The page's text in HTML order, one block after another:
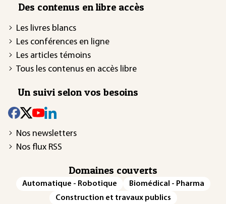
Des contenus en libre accès
Les livres blancs
Les conférences en ligne
Les articles témoins
Tous les contenus en accès libre
Un suivi selon vos besoins
Nos newsletters
Nos flux RSS
Domaines couverts
Automatique - Robotique
Biomédical - Pharma
Construction et travaux publics